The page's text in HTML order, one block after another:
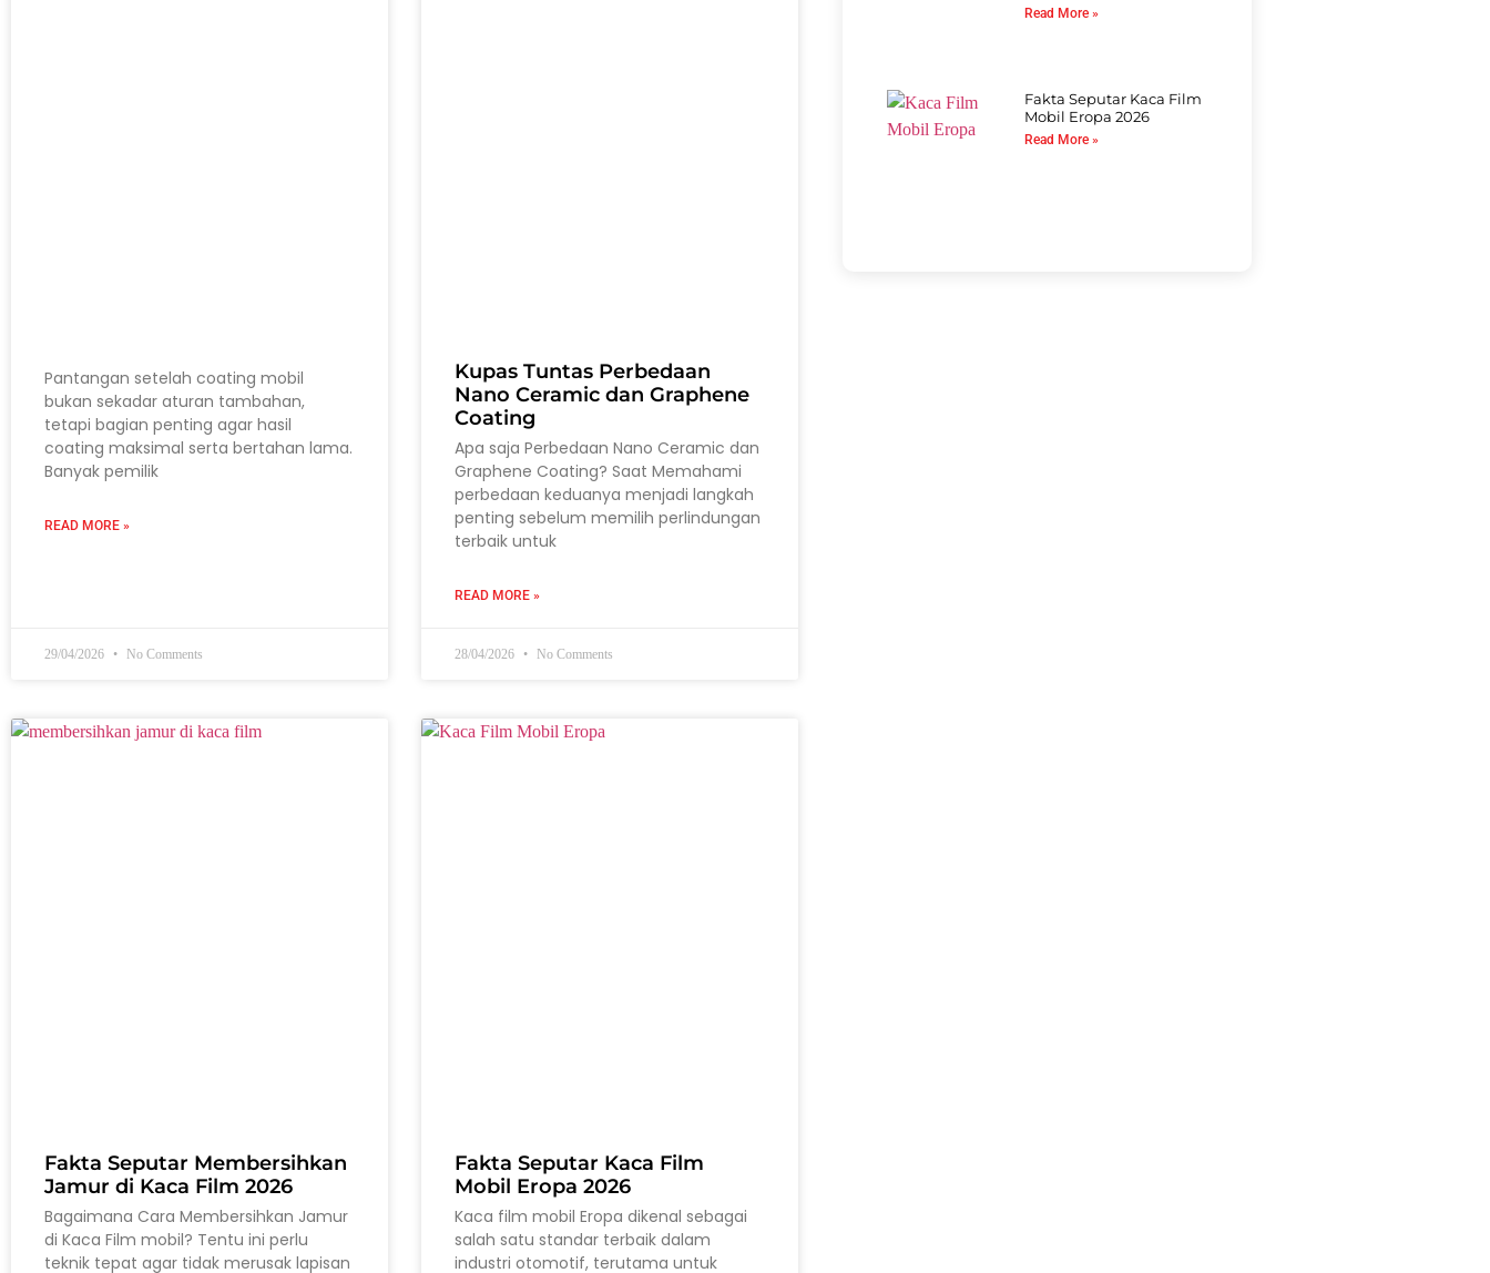
Pantangan setelah coating mobil
bukan sekadar aturan tambahan,
tetapi bagian penting agar hasil
coating maksimal serta bertahan lama.
Banyak pemilik
READ MORE »
29/04/2026 No Comments
Kupas Tuntas Perbedaan
Nano Ceramic dan Graphene
Coating
Apa saja Perbedaan Nano Ceramic dan
Graphene Coating? Saat Memahami
perbedaan keduanya menjadi langkah
penting sebelum memilih perlindungan
terbaik untuk
READ MORE »
28/04/2026 No Comments
Fakta Seputar Membersihkan
Jamur di Kaca Film 2026
Bagaimana Cara Membersihkan Jamur
di Kaca Film mobil? Tentu ini perlu
teknik tepat agar tidak merusak lapisan
Fakta Seputar Kaca Film
Mobil Eropa 2026
Kaca film mobil Eropa dikenal sebagai
salah satu standar terbaik dalam
industri otomotif, terutama untuk
Read More »
Fakta Seputar Kaca Film
Mobil Eropa 2026
Read More »